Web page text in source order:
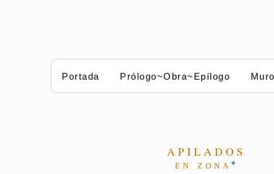
Portada Prólogo~Obra~Epílogo
A P I L A D O S
e n z o n a *